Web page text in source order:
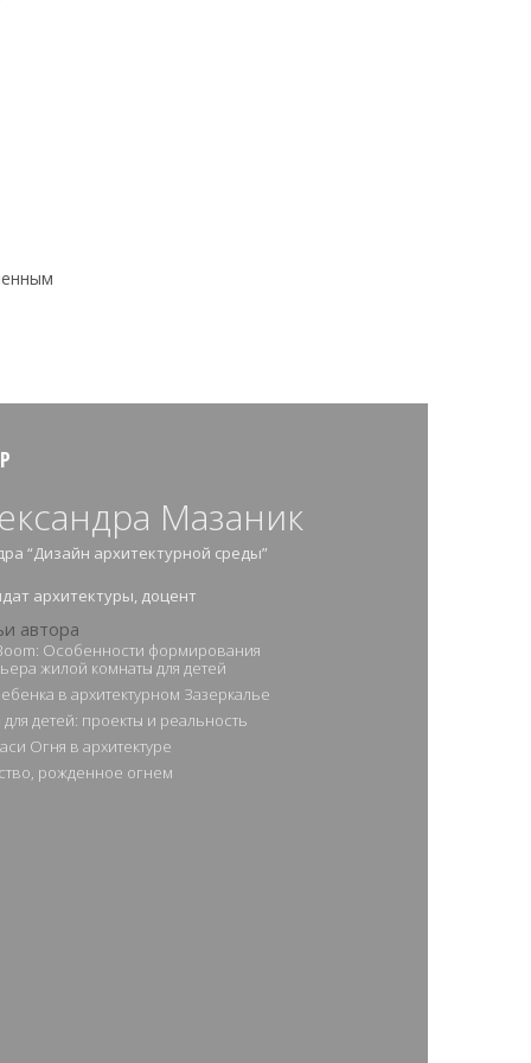
Мазаник
“Дизайн архитектурной среды”
архитектуры, доцент
автора
Особенности формирования
жилой комнаты для детей
в архитектурном Зазеркалье
для детей: проекты и реальность
Огня в архитектуре
рожденное огнем